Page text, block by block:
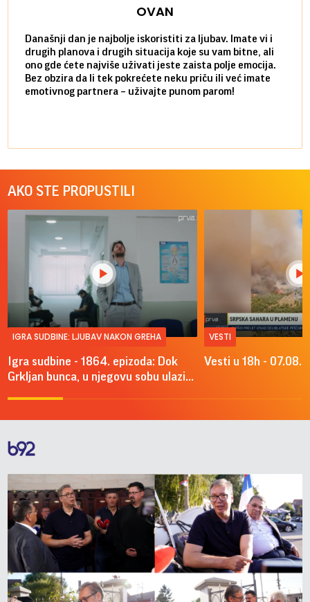
OVAN
Današnji dan je najbolje iskoristiti za ljubav. Imate vi i
drugih planova i drugih situacija koje su vam bitne, ali
ono gde ćete najviše uživati jeste zaista polje emocija.
Bez obzira da li tek pokrećete neku priču ili već imate
emotivnog partnera – uživajte punom parom!
AKO STE PROPUSTILI
IGRA SUDBINE: LJUBAV NAKON GREHA
Igra sudbine - 1864. epizoda: Dok
Grkljan bunca, u njegovu sobu ulazi...
VESTI
Vesti u 18h -